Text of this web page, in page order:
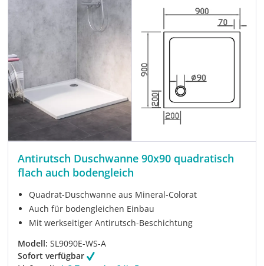
Antirutsch Duschwanne 90x90 quadratisch
flach auch bodengleich
Quadrat-Duschwanne aus Mineral-Colorat
Auch für bodengleichen Einbau
Mit werkseitiger Antirutsch-Beschichtung
Modell: SL9090E-WS-A
Sofort verfügbar